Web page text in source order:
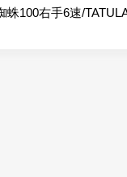
蛛100右手6速/